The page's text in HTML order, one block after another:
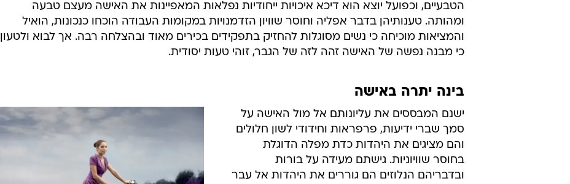
הטבעיים, וכפועל יוצא הוא דיכא איכויות ייחודיות נפלאות המאפיינות את האישה מעצם טבעה
ומהותה. טענותיהן בדבר אפליה וחוסר שוויון הזדמנויות במקומות העבודה הוכחו כנכונות, הואיל
והמציאות מוכיחה כי נשים מסוגלות להחזיק בתפקידים בכירים מאוד ובהצלחה רבה. אך לבוא ולטעון
כי מבנה נפשה של האישה זהה לזה של הגבר, זוהי טעות יסודית.
בינה יתרה באישה
ישנם המבססים את עליונותם אל מול האישה על
סמך שברי ידיעות, פרפראות וחידודי לשון חלולים
והם מציגים את היהדות כדת מפלה הדוגלת
בחוסר שוויוניות. גישתם מעידה על בורות
ובדבריהם הנלוזים הם גוררים את היהדות אל עבר